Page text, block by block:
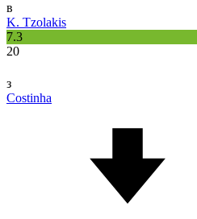
в
K. Tzolakis
7.3
20
з
Costinha